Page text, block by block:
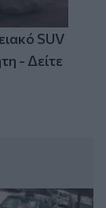
SUV
- Δείτε